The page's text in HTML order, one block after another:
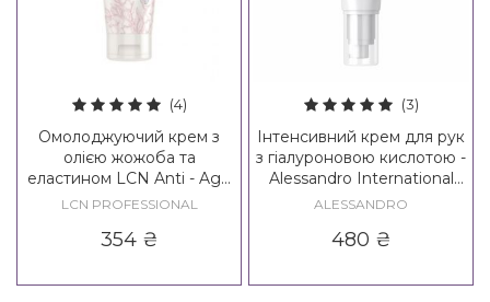
(4)
Омолоджуючий крем з
олією жожоба та
еластином LCN Anti - Age
Hand Cream
LCN PROFESSIONAL
354₴
(3)
Інтенсивний крем для рук
з гіалуроновою кислотою -
Alessandro International
Hyaluron Hydro Intense
ALESSANDRO
480 ₴